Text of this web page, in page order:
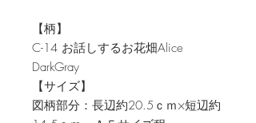
【柄】
C-14 お話しするお花畑Alice
DarkGray
【サイズ】
図柄部分：長辺約20.5ｃｍ×短辺約